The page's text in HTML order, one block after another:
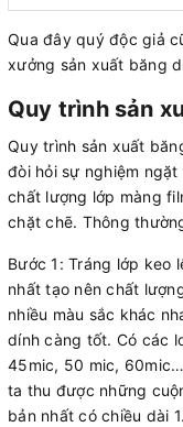
Qua đây quý độc giả
xưởng sản xuất băng
Quy trình sản
Quy trình sản xuất
đòi hỏi sự nghiệm
chất lượng lớp màng
chặt chẽ. Thông
Bước 1: Tráng lớp keo
nhất tạo nên chất
nhiều màu sắc khác
dính càng tốt. Có các
45mic, 50 mic,
ta thu được những
bản nhất có chiều dài